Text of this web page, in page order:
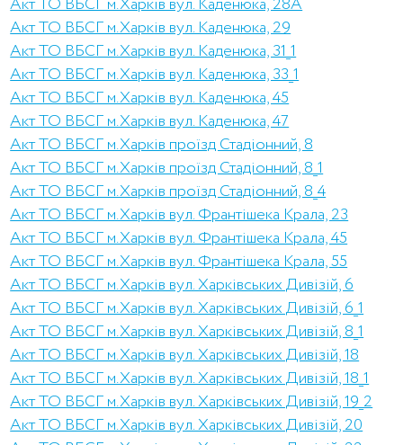
Акт ТО ВБСГ м.Харків вул. Каденюка, 29
Акт ТО ВБСГ м.Харків вул. Каденюка, 31_1
Акт ТО ВБСГ м.Харків вул. Каденюка, 33_1
Акт ТО ВБСГ м.Харків вул. Каденюка, 45
Акт ТО ВБСГ м.Харків вул. Каденюка, 47
Акт ТО ВБСГ м.Харків проїзд Стадіонний, 8
Акт ТО ВБСГ м.Харків проїзд Стадіонний, 8_1
Акт ТО ВБСГ м.Харків проїзд Стадіонний, 8_4
Акт ТО ВБСГ м.Харків вул. Франтішека Крала, 23
Акт ТО ВБСГ м.Харків вул. Франтішека Крала, 45
Акт ТО ВБСГ м.Харків вул. Франтішека Крала, 55
Акт ТО ВБСГ м.Харків вул. Харківських Дивізій, 6
Акт ТО ВБСГ м.Харків вул. Харківських Дивізій, 6_1
Акт ТО ВБСГ м.Харків вул. Харківських Дивізій, 8_1
Акт ТО ВБСГ м.Харків вул. Харківських Дивізій, 18
Акт ТО ВБСГ м.Харків вул. Харківських Дивізій, 18_1
Акт ТО ВБСГ м.Харків вул. Харківських Дивізій, 19_2
Акт ТО ВБСГ м.Харків вул. Харківських Дивізій, 20